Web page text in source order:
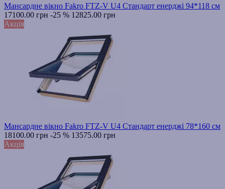
Мансардне вікно Fakro FTZ-V U4 Стандарт енерджі 94*118 см
17100.00 грн -25 % 12825.00 грн
Акція
Мансардне вікно Fakro FTZ-V U4 Стандарт енерджі 78*160 см
18100.00 грн -25 % 13575.00 грн
Акція